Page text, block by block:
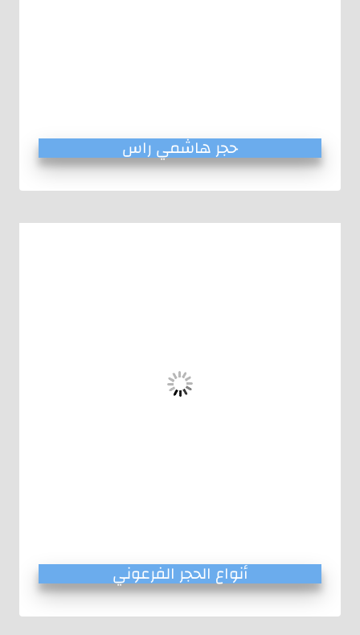
حجر هاشمي راس
أنواع الحجر الفرعوني